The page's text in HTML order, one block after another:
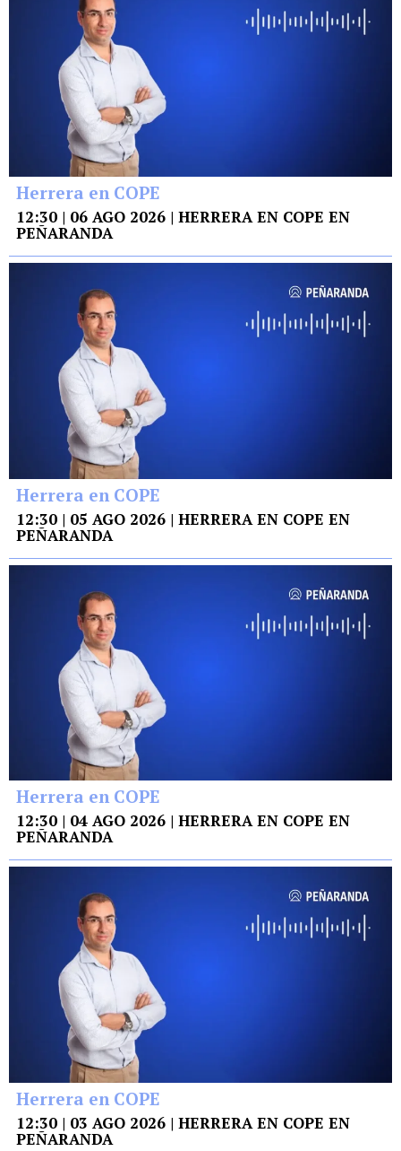
Herrera en COPE
12:30 | 06 AGO 2026 | HERRERA EN COPE EN
PEÑARANDA
Herrera en COPE
12:30 | 05 AGO 2026 | HERRERA EN COPE EN
PEÑARANDA
Herrera en COPE
12:30 | 04 AGO 2026 | HERRERA EN COPE EN
PEÑARANDA
Herrera en COPE
12:30 | 03 AGO 2026 | HERRERA EN COPE EN
PEÑARANDA